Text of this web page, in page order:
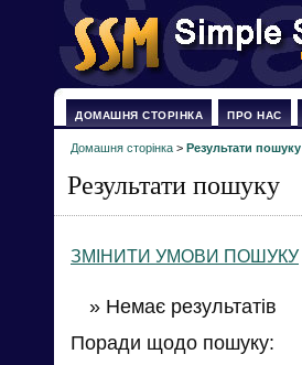
ДОМАШНЯ СТОРІНКА ПРО НАС
Домашня сторінка > Результати пошуку
Результати пошуку
ЗМІНИТИ УМОВИ ПОШУКУ
» Немає результатів
Поради щодо пошуку: